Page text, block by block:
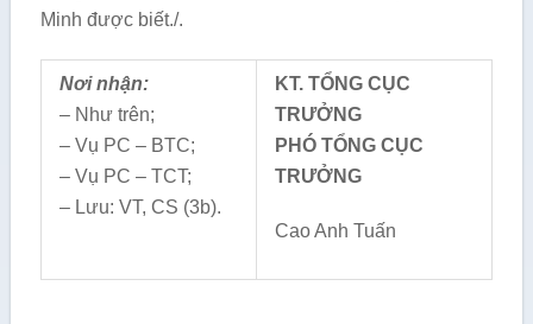
Minh được biết./.
Nơi nhận:
– Như trên;
– Vụ PC – BTC;
– Vụ PC – TCT;
– Lưu: VT, CS (3b).
KT. TỔNG CỤC
TRƯỞNG
PHÓ TỔNG CỤC
TRƯỞNG
Cao Anh Tuấn